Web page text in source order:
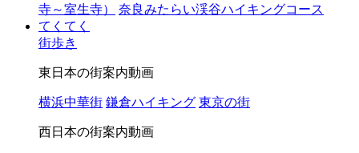
寺～室生寺）
奈良みたらい渓谷ハイキングコース
てくてく
街歩き
東日本の街案内動画
横浜中華街 鎌倉ハイキング 東京の街
西日本の街案内動画